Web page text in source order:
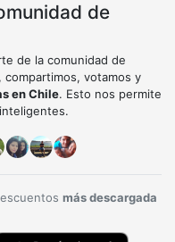
de
de la comunidad de
votamos y
en Chile. Esto nos permite
más descargada